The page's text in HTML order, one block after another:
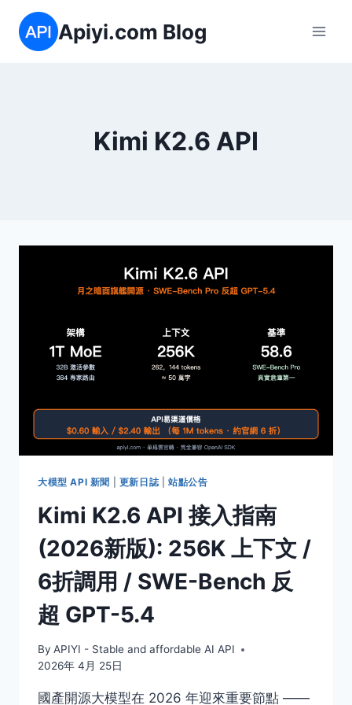
content
Apiyi.com Blog
Kimi K2.6 API
大模型 API 新聞 更新日誌 站點公告
Kimi K2.6 API 接入指南
(2026新版): 256K 上下文 /
6折調用 / SWE-Bench 反
超 GPT-5.4
By APIYI - Stable and affordable AI API
2026年 4月 25日
國產開源大模型在 2026 年迎來重要節點 ——